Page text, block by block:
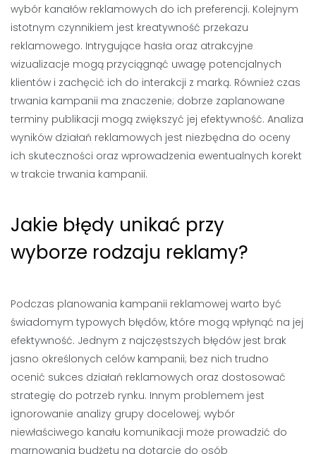
wybór kanałów reklamowych do ich preferencji. Kolejnym
istotnym czynnikiem jest kreatywność przekazu
reklamowego. Intrygujące hasła oraz atrakcyjne
wizualizacje mogą przyciągnąć uwagę potencjalnych
klientów i zachęcić ich do interakcji z marką. Również czas
trwania kampanii ma znaczenie; dobrze zaplanowane
terminy publikacji mogą zwiększyć jej efektywność. Analiza
wyników działań reklamowych jest niezbędna do oceny
ich skuteczności oraz wprowadzenia ewentualnych korekt
w trakcie trwania kampanii.
Jakie błędy unikać przy
wyborze rodzaju reklamy?
Podczas planowania kampanii reklamowej warto być
świadomym typowych błędów, które mogą wpłynąć na jej
efektywność. Jednym z najczęstszych błędów jest brak
jasno określonych celów kampanii; bez nich trudno
ocenić sukces działań reklamowych oraz dostosować
strategię do potrzeb rynku. Innym problemem jest
ignorowanie analizy grupy docelowej; wybór
niewłaściwego kanału komunikacji może prowadzić do
marnowania budżetu na dotarcie do osób